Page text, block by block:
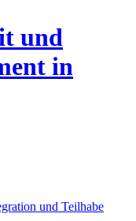
und
in
und Teilhabe